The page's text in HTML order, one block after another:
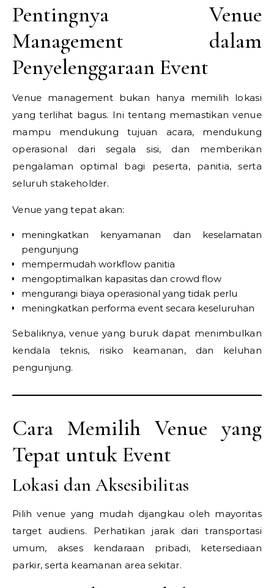
Pentingnya Venue
Management dalam
Penyelenggaraan Event
Venue management bukan hanya memilih lokasi
yang terlihat bagus. Ini tentang memastikan venue
mampu mendukung tujuan acara, mendukung
operasional dari segala sisi, dan memberikan
pengalaman optimal bagi peserta, panitia, serta
seluruh stakeholder.
Venue yang tepat akan:
meningkatkan kenyamanan dan keselamatan
pengunjung
mempermudah workflow panitia
mengoptimalkan kapasitas dan crowd flow
mengurangi biaya operasional yang tidak perlu
meningkatkan performa event secara keseluruhan
Sebaliknya, venue yang buruk dapat menimbulkan
kendala teknis, risiko keamanan, dan keluhan
pengunjung.
Cara Memilih Venue yang
Tepat untuk Event
Lokasi dan Aksesibilitas
Pilih venue yang mudah dijangkau oleh mayoritas
target audiens. Perhatikan jarak dari transportasi
umum, akses kendaraan pribadi, ketersediaan
parkir, serta keamanan area sekitar.